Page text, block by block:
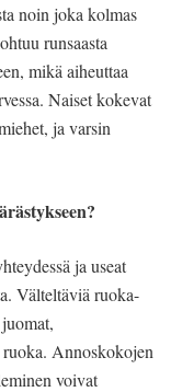
noin joka kolmas
runsaasta
mikä aiheuttaa
Naiset kokevat
ja varsin
ja useat
Välteltäviä ruoka-
ruoka. Annoskokojen
voivat